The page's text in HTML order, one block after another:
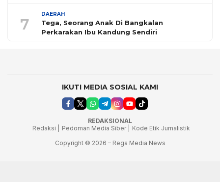
7
DAERAH
Tega, Seorang Anak Di Bangkalan
Perkarakan Ibu Kandung Sendiri
IKUTI MEDIA SOSIAL KAMI
REDAKSIONAL
Redaksi |
Pedoman Media Siber |
Kode Etik Jurnalistik
Copyright © 2026 – Rega Media News